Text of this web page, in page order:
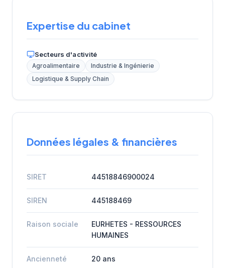
Expertise du cabinet
Secteurs d'activité
Agroalimentaire
Industrie & Ingénierie
Logistique & Supply Chain
Données légales & financières
SIRET 44518846900024
SIREN 445188469
Raison sociale
EURHETES - RESSOURCES
HUMAINES
Ancienneté 20 ans